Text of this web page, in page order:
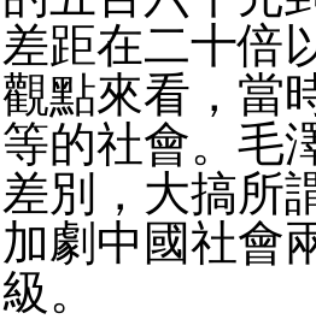
差距在二十倍
觀點來看，當
等的社會。毛
差別，大搞所
加劇中國社會
級。